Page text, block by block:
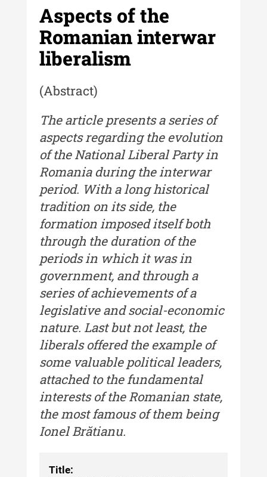
Indexul Complet
Buletinul ”Ioan Neculce” al Muzeului
de Istorie a Moldovei
Buletinul ”Ioan Neculce” al
Muzeului de Istorie a Moldovei -
Buletinul ”Ioan Neculce” al
Muzeului de Istorie a Moldovei -
XXIII / 2017
Buletinul ”Ioan Neculce” al
Muzeului de Istorie a Moldovei -
XXII / 2016
Indexul Complet
Anuarul Muzeului Etnografic al
Moldovei
Anuarul Muzeului Etnografic al
Moldovei - XXII / 2022
Anuarul Muzeului Etnografic al
Moldovei - XXI / 2021
Anuarul Muzeului Etnografic al
Moldovei - XX / 2020
Indexul Complet
Tehnicii ”Ștefan Procopiu”
Aspects of the
Romanian interwar
liberalism
(Abstract)
The article presents a series of
aspects regarding the evolution
of the National Liberal Party in
Romania during the interwar
period. With a long historical
tradition on its side, the
formation imposed itself both
through the duration of the
periods in which it was in
government, and through a
series of achievements of a
legislative and social-economic
nature. Last but not least, the
liberals offered the example of
some valuable political leaders,
attached to the fundamental
interests of the Romanian state,
the most famous of them being
Ionel Brătianu.
Title: